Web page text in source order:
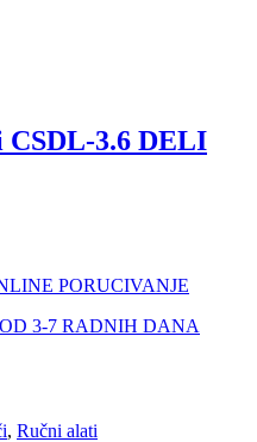
3.6 DELI
PORUCIVANJE
3-7 RADNIH DANA
, Ručni alati